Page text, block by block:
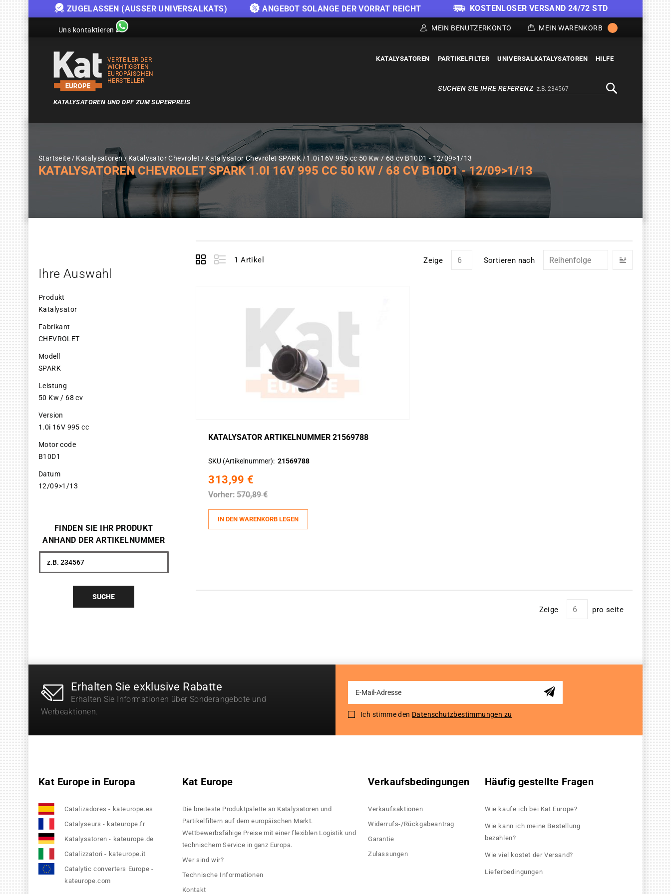
ZUGELASSEN (AUSSER UNIVERSALKATS) ANGEBOT SOLANGE DER VORRAT REICHT KOSTENLOSER VERSAND 24/72 STD
Uns kontaktieren MEIN BENUTZERKONTO MEIN WARENKORB
VERTEILER DER
WICHTIGSTEN
EUROPÄISCHEN
HERSTELLER
KATALYSATOREN UND DPF ZUM SUPERPREIS
KATALYSATOREN PARTIKELFILTER UNIVERSALKATALYSATOREN HILFE
Alternativa a Doofinder
SUCHEN SIE IHRE REFERENZ
Startseite Katalysatoren Katalysator Chevrolet Katalysator Chevrolet SPARK 1.0i 16V 995 cc 50 Kw / 68 cv B10D1 - 12/09>1/13
KATALYSATOREN CHEVROLET SPARK 1.0I 16V 995 CC 50 KW / 68 CV B10D1 - 12/09>1/13
View
Grid Einstellen
1 Artikel Zeige Sortieren nach
KATALYSATOR ARTIKELNUMMER 21569788
SKU (Artikelnummer) 21569788
313,99 €
Vorher: 570,89 €
IN DEN WARENKORB LEGEN
Zeige pro seite
Ihre Auswahl
Produkt
Katalysator
Fabrikant
CHEVROLET
Modell
SPARK
Leistung
50 Kw / 68 cv
Version
1.0i 16V 995 cc
Motor code
B10D1
Datum
12/09>1/13
FINDEN SIE IHR PRODUKT
ANHAND DER ARTIKELNUMMER
Suche
SUCHE
Erhalten Sie exklusive Rabatte
Erhalten Sie Informationen über Sonderangebote und
Werbeaktionen.
for
Newsletter:
Ich stimme den Datenschutzbestimmungen zu
Kat Europe in Europa
Catalizadores - kateurope.es
Catalyseurs - kateurope.fr
Katalysatoren - kateurope.de
Catalizzatori - kateurope.it
Catalytic converters Europe -
kateurope.com
Kat Europe
Die breiteste Produktpalette an Katalysatoren und
Partikelfiltern auf dem europäischen Markt.
Wettbewerbsfähige Preise mit einer flexiblen Logistik und
technischem Service in ganz Europa.
Wer sind wir?
Technische Informationen
Kontakt
Verkaufsbedingungen
Verkaufsaktionen
Widerrufs-/Rückgabeantrag
Garantie
Zulassungen
Häufig gestellte Fragen
Wie kaufe ich bei Kat Europe?
Wie kann ich meine Bestellung
bezahlen?
Wie viel kostet der Versand?
Lieferbedingungen